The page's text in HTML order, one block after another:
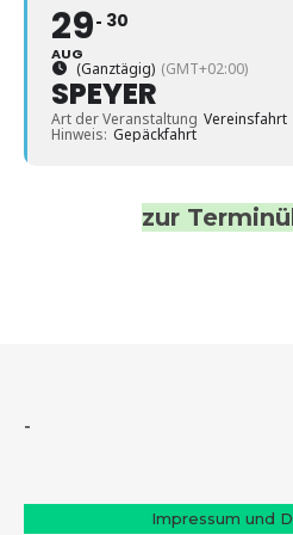
29
AUG
30
(Ganztägig) (GMT+02:00)
SPEYER
Art der Veranstaltung Vereinsfahrt
Hinweis: Gepäckfahrt
zur
-
Impressum und